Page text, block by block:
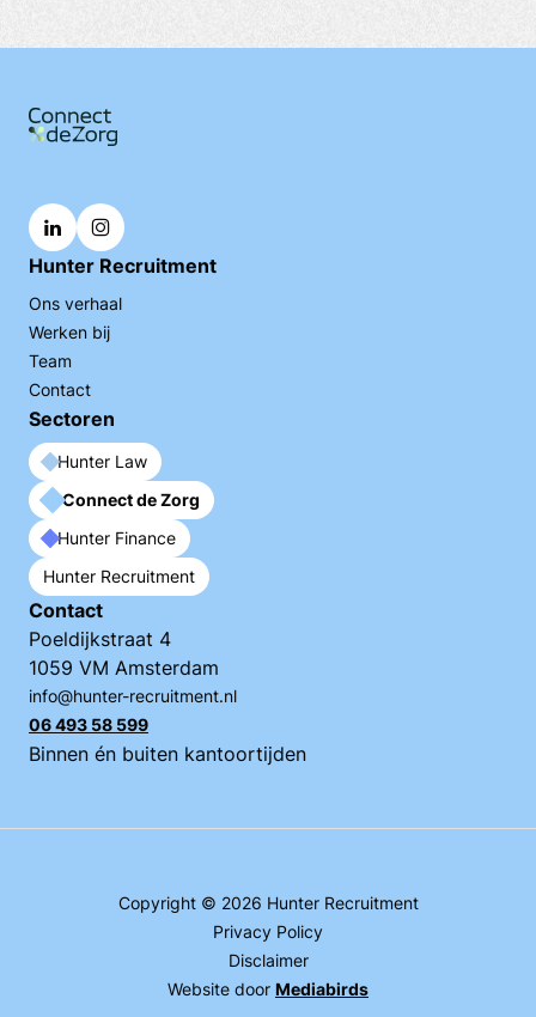
Hunter Recruitment
Ons verhaal
Werken bij
Team
Contact
Sectoren
Hunter Law
Connect de Zorg
Hunter Finance
Hunter Recruitment
Contact
Poeldijkstraat 4
1059 VM Amsterdam
info@hunter-recruitment.nl
06 493 58 599
Binnen én buiten kantoortijden
Copyright © 2026 Hunter Recruitment
Privacy Policy
Disclaimer
Website door Mediabirds